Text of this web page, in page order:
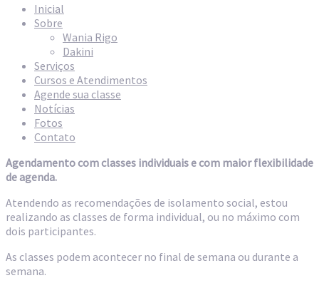
Inicial
Sobre
Wania Rigo
Dakini
Serviços
Cursos e Atendimentos
Agende sua classe
Notícias
Fotos
Contato
Agendamento com classes individuais e com maior flexibilidade
de agenda.
Atendendo as recomendações de isolamento social, estou
realizando as classes de forma individual, ou no máximo com
dois participantes.
As classes podem acontecer no final de semana ou durante a
semana.